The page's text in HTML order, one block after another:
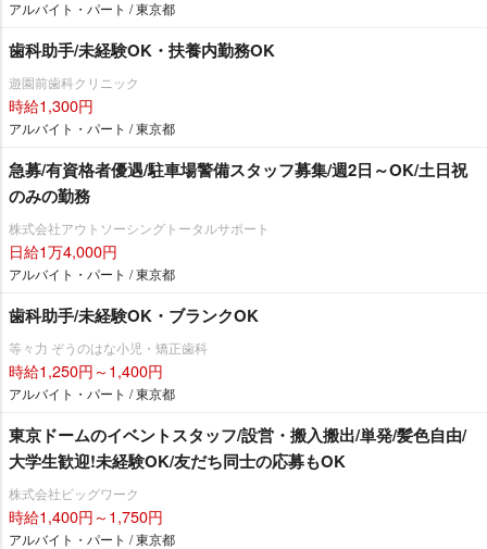
アルバイト・パート / 東京都
歯科助手/未経験OK・扶養内勤務OK
遊園前歯科クリニック
時給1,300円
アルバイト・パート / 東京都
急募/有資格者優遇/駐車場警備スタッフ募集/週2日～OK/土日祝
のみの勤務
株式会社アウトソーシングトータルサポート
日給1万4,000円
アルバイト・パート / 東京都
歯科助手/未経験OK・ブランクOK
等々力 ぞうのはな小児・矯正歯科
時給1,250円～1,400円
アルバイト・パート / 東京都
東京ドームのイベントスタッフ/設営・搬入搬出/単発/髪色自由/
大学生歓迎!未経験OK/友だち同士の応募もOK
株式会社ビッグワーク
時給1,400円～1,750円
アルバイト・パート / 東京都